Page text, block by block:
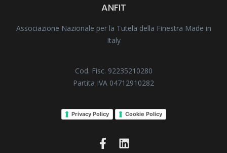
ANFIT
Associazione Nazionale per la Tutela della Finestra Made in
Italy
Cod. Fisc. 92235210280
Partita IVA 04712910282
Privacy Policy Cookie Policy